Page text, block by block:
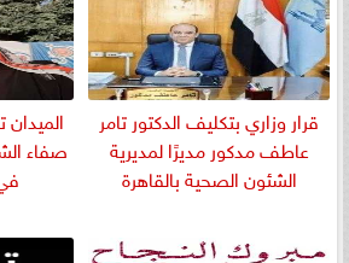
قرار وزاري بتكليف الدكتور تامر
عاطف مدكور مديرًا لمديرية
الشئون الصحية بالقاهرة
صفاء